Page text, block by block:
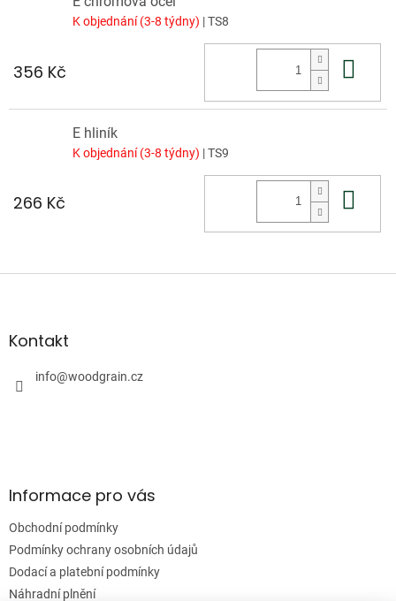
K objednání (3-8 týdny) | TS8
356 Kč
E hliník
K objednání (3-8 týdny) | TS9
266 Kč
Z
aKontakt
info@woodgrain.cz
Informace pro vás
Obchodní podmínky
Podmínky ochrany osobních údajů
Dodací a platební podmínky
Náhradní plnění